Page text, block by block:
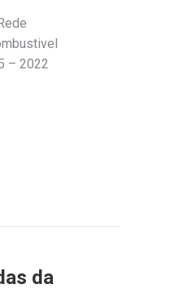
– 2022
da